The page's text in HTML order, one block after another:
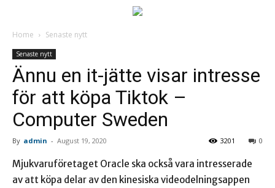
Home Senaste nytt
Senaste nytt
Ännu en it-jätte visar intresse
för att köpa Tiktok –
Computer Sweden
By admin - August 19, 2020 0
3201
Mjukvaruföretaget Oracle ska också vara intresserade
av att köpa delar av den kinesiska videodelningsappen